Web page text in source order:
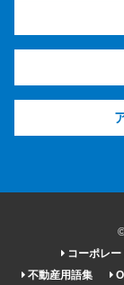
コーポレー
不動産用語集